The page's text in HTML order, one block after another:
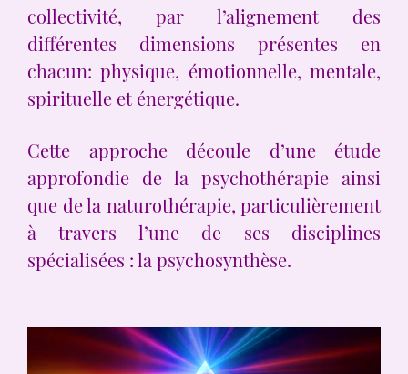
collectivité, par l’alignement des
différentes dimensions présentes en
chacun: physique, émotionnelle, mentale,
spirituelle et énergétique.
Cette approche découle d’une étude
approfondie de la psychothérapie ainsi
que de la naturothérapie, particulièrement
à travers l’une de ses disciplines
spécialisées : la psychosynthèse.